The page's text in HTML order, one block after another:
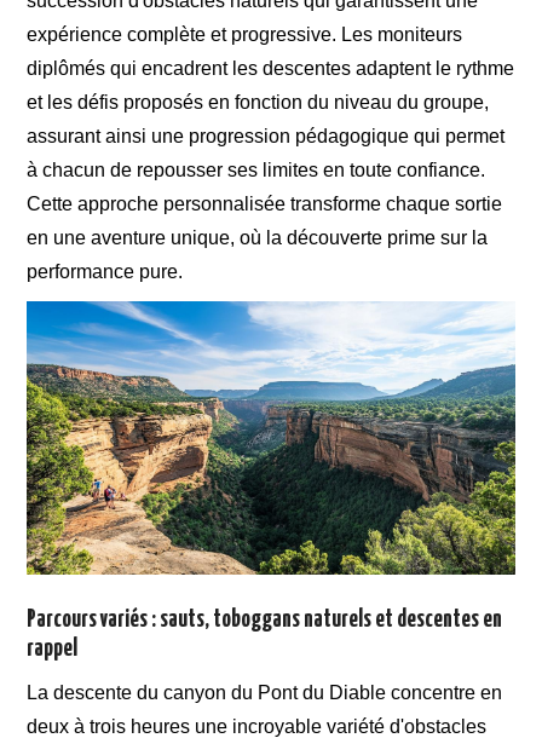
expérience complète et progressive. Les moniteurs
diplômés qui encadrent les descentes adaptent le rythme
et les défis proposés en fonction du niveau du groupe,
assurant ainsi une progression pédagogique qui permet
à chacun de repousser ses limites en toute confiance.
Cette approche personnalisée transforme chaque sortie
en une aventure unique, où la découverte prime sur la
performance pure.
Parcours variés : sauts, toboggans naturels et descentes en
rappel
La descente du canyon du Pont du Diable concentre en
deux à trois heures une incroyable variété d'obstacles